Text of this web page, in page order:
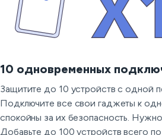
10 одновременных
Защитите до 10 устройств с одной
Подключите все свои гаджеты к
спокойны за их безопасность.
Добавьте до 100 устройств всего